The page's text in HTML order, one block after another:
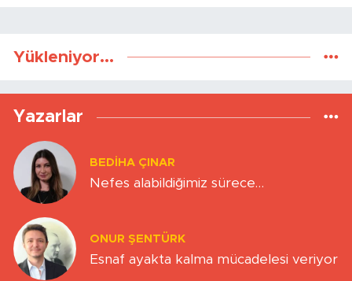
Yükleniyor...
Yazarlar
BEDIHA ÇINAR
Nefes alabildiğimiz sürece…
ONUR ŞENTÜRK
Esnaf ayakta kalma mücadelesi veriyor